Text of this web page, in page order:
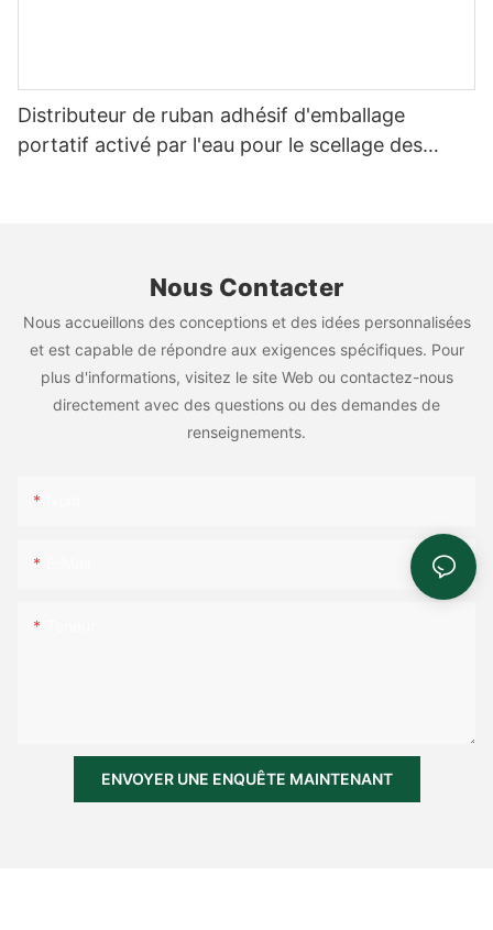
Distributeur de ruban adhésif d'emballage
portatif activé par l'eau pour le scellage des
Nous Contacter
Nous accueillons des conceptions et des idées personnalisées
et est capable de répondre aux exigences spécifiques. Pour
plus d'informations, visitez le site Web ou contactez-nous
directement avec des questions ou des demandes de
renseignements.
ENVOYER UNE ENQUÊTE MAINTENANT